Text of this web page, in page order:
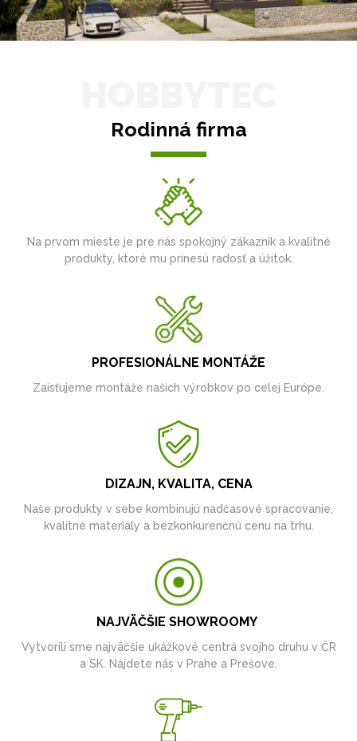
Rodinná firma
Na prvom mieste je pre nás spokojný zákazník a kvalitné
produkty, ktoré mu prinesú radosť a úžitok.
PROFESIONÁLNE MONTÁŽE
Zaisťujeme montáže našich výrobkov po celej Európe.
DIZAJN, KVALITA, CENA
Naše produkty v sebe kombinujú nadčasové spracovanie,
kvalitné materiály a bezkonkurenčnú cenu na trhu.
NAJVÄČŠIE SHOWROOMY
Vytvorili sme najväčšie ukážkové centrá svojho druhu v ČR
a SK. Nájdete nás v Prahe a Prešove.